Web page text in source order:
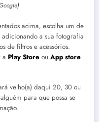
acima, escolha um de
a sua fotografia
de filtros e acessórios.
a Play Store ou App store
velho(a) daqui 20, 30 ou
para que possa se